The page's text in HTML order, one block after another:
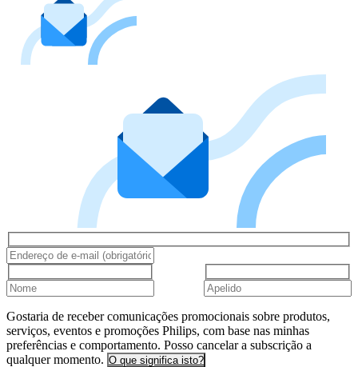
Gostaria de receber comunicações promocionais sobre produtos,
serviços, eventos e promoções Philips, com base nas minhas
preferências e comportamento. Posso cancelar a subscrição a
qualquer momento. O que significa isto?